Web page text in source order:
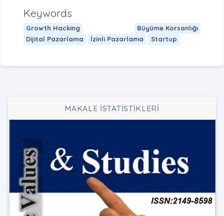
Keywords
Growth Hacking
Büyüme Korsanlığı
Dijital Pazarlama
İzinli Pazarlama Startup
MAKALE İSTATİSTİKLERİ